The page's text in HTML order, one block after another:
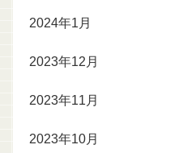
2024年1月
2023年12月
2023年11月
2023年10月